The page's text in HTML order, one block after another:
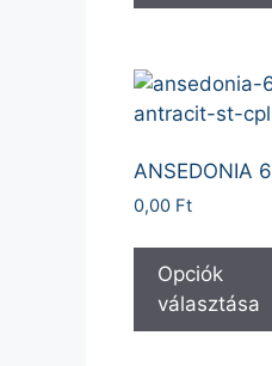
ANSEDONIA 6
0,00 Ft
Opciók
választása